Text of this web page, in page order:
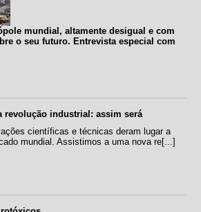
mundial, altamente desigual e com
o seu futuro. Entrevista especial com
revolução industrial: assim será
científicas e técnicas deram lugar a
mundial. Assistimos a uma nova re[...]